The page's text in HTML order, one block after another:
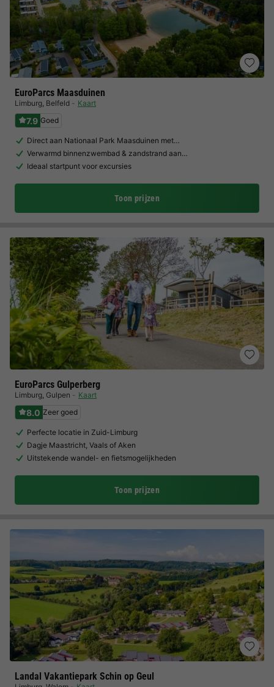
EuroParcs Maasduinen
Limburg, Belfeld Kaart
7.9 Goed
Direct aan Nationaal Park Maasduinen met…
Verwarmd binnenzwembad & zandstrand aan…
Ideaal startpunt voor excursies
Toon prijzen
EuroParcs Gulperberg
Limburg, Gulpen Kaart
8.0 Zeer goed
Perfecte locatie in Zuid-Limburg
Dagje Maastricht, Vaals of Aken
Uitstekende wandel- en fietsmogelijkheden
Toon prijzen
Landal Vakantiepark Schin op Geul